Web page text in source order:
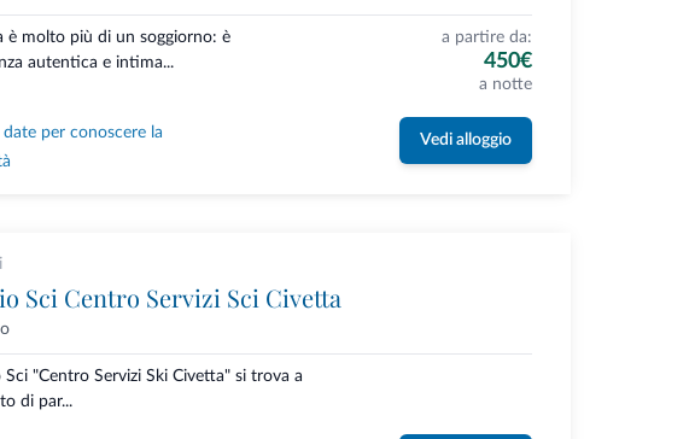
è molto più di un soggiorno: è
autentica e intima...
a partire da:
450€
a notte
date per conoscere la
Vedi alloggio
Sci Centro Servizi Sci Civetta
Sci "Centro Servizi Ski Civetta" si trova a
di par...